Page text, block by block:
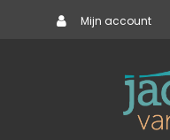
Mijn account